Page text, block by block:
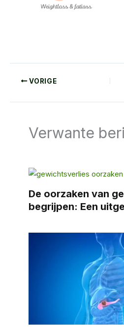
VORIGE
Verwante
De oorzaken van
begrijpen: Een